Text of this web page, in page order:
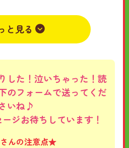
2023年08月09日 小学5年
と見る
した！泣いちゃった！読
のフォームで送ってくだ
いね♪
ジお待ちしています！
んの注意点★